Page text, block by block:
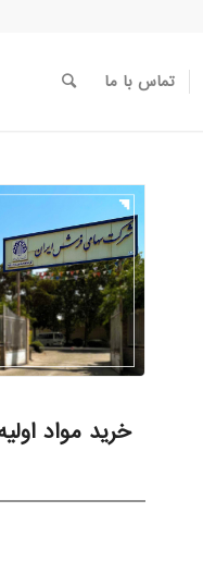
تماس با ما
خرید مواد